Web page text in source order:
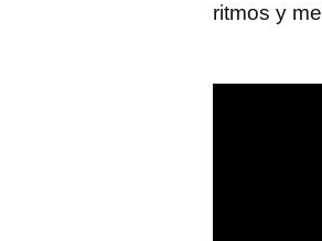
ritmos y